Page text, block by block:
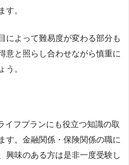
す。
によって難易度が変わる部分も
意と照らし合わせながら慎重に
う。
イフプランにも役立つ知識の取
す。金融関係・保険関係の職に
興味のある方は是非一度受験し